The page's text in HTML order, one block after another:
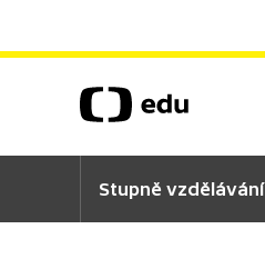
Stupně vzdělávání